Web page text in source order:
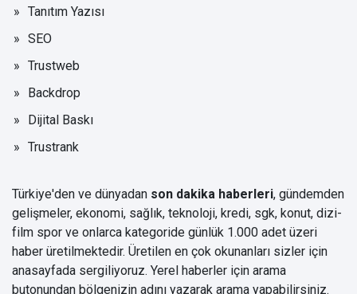
Tanıtım Yazısı
SEO
Trustweb
Backdrop
Dijital Baskı
Trustrank
Türkiye'den ve dünyadan son dakika haberleri, gündemden
gelişmeler, ekonomi, sağlık, teknoloji, kredi, sgk, konut, dizi-
film spor ve onlarca kategoride günlük 1.000 adet üzeri
haber üretilmektedir. Üretilen en çok okunanları sizler için
anasayfada sergiliyoruz. Yerel haberler için arama
butonundan bölgenizin adını yazarak arama yapabilirsiniz.